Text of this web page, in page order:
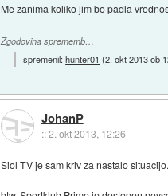
Me zanima koliko jim bo padla
Zgodovina sprememb…
spremenil:hunter01 (2. okt 2013 ob
JohanP
::2. okt 2013, 12:26
Siol TV je sam kriv za nastalo